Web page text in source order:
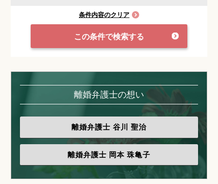
条件内容のクリア
この条件で検索する
離婚弁護士の想い
離婚弁護士 谷川 聖治
離婚弁護士 岡本 珠亀子